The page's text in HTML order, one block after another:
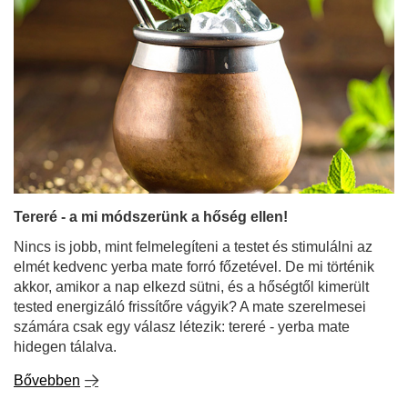
Tereré - a mi módszerünk a hőség ellen!
Nincs is jobb, mint felmelegíteni a testet és stimulálni az
elmét kedvenc yerba mate forró főzetével. De mi történik
akkor, amikor a nap elkezd sütni, és a hőségtől kimerült
tested energizáló frissítőre vágyik? A mate szerelmesei
számára csak egy válasz létezik: tereré - yerba mate
hidegen tálalva.
Bővebben